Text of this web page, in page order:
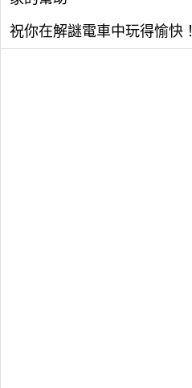
祝你在解謎電車中玩得愉快！